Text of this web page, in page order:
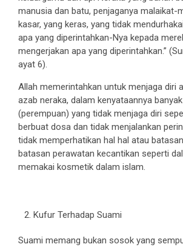
manusia dan batu, penjaganya malaikat-
kasar, yang keras, yang tidak
apa yang diperintahkan-Nya kepada
mengerjakan apa yang diperintahkan.”
ayat 6).
Allah memerintahkan untuk menjaga diri
azab neraka, dalam kenyataannya
(perempuan) yang tidak menjaga diri
berbuat dosa dan tidak menjalankan
tidak memperhatikan hal hal atau
batasan perawatan kecantikan seperti
memakai kosmetik dalam islam.
Kufur Terhadap Suami
Suami memang bukan sosok yang